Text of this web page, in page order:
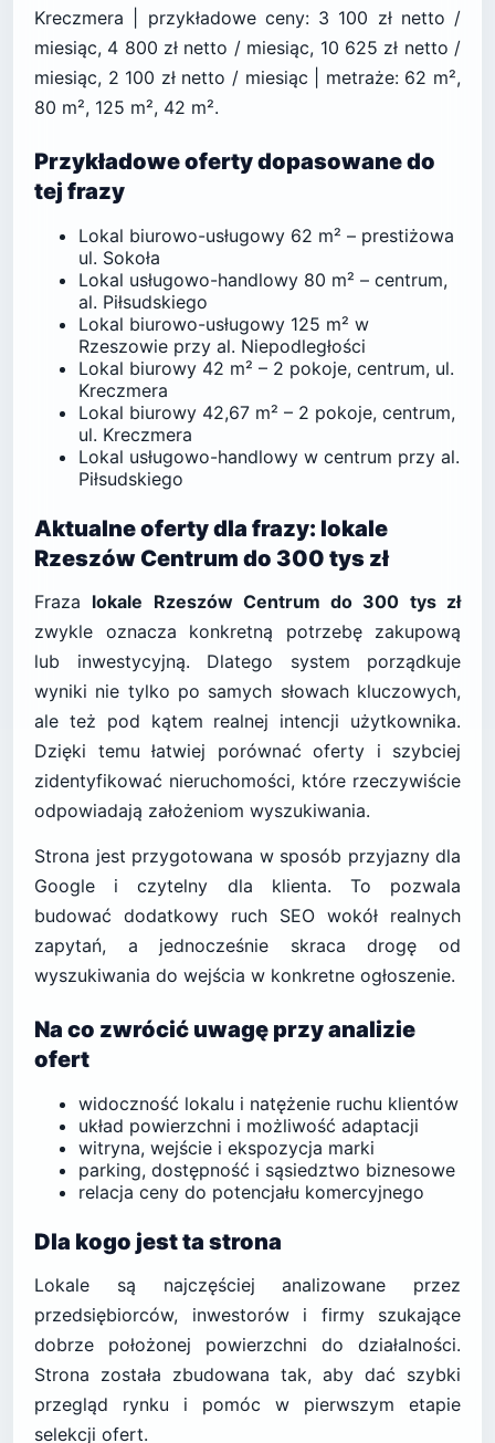
Kreczmera | przykładowe ceny: 3 100 zł netto /
miesiąc, 4 800 zł netto / miesiąc, 10 625 zł netto /
miesiąc, 2 100 zł netto / miesiąc | metraże: 62 m²,
80 m², 125 m², 42 m².
Przykładowe oferty dopasowane do
tej frazy
Lokal biurowo-usługowy 62 m² – prestiżowa
ul. Sokoła
Lokal usługowo-handlowy 80 m² – centrum,
al. Piłsudskiego
Lokal biurowo-usługowy 125 m² w
Rzeszowie przy al. Niepodległości
Lokal biurowy 42 m² – 2 pokoje, centrum, ul.
Kreczmera
Lokal biurowy 42,67 m² – 2 pokoje, centrum,
ul. Kreczmera
Lokal usługowo-handlowy w centrum przy al.
Piłsudskiego
Aktualne oferty dla frazy: lokale
Rzeszów Centrum do 300 tys zł
Fraza lokale Rzeszów Centrum do 300 tys zł
zwykle oznacza konkretną potrzebę zakupową
lub inwestycyjną. Dlatego system porządkuje
wyniki nie tylko po samych słowach kluczowych,
ale też pod kątem realnej intencji użytkownika.
Dzięki temu łatwiej porównać oferty i szybciej
zidentyfikować nieruchomości, które rzeczywiście
odpowiadają założeniom wyszukiwania.
Strona jest przygotowana w sposób przyjazny dla
Google i czytelny dla klienta. To pozwala
budować dodatkowy ruch SEO wokół realnych
zapytań, a jednocześnie skraca drogę od
wyszukiwania do wejścia w konkretne ogłoszenie.
Na co zwrócić uwagę przy analizie
ofert
widoczność lokalu i natężenie ruchu klientów
układ powierzchni i możliwość adaptacji
witryna, wejście i ekspozycja marki
parking, dostępność i sąsiedztwo biznesowe
relacja ceny do potencjału komercyjnego
Dla kogo jest ta strona
Lokale są najczęściej analizowane przez
przedsiębiorców, inwestorów i firmy szukające
dobrze położonej powierzchni do działalności.
Strona została zbudowana tak, aby dać szybki
przegląd rynku i pomóc w pierwszym etapie
selekcji ofert.